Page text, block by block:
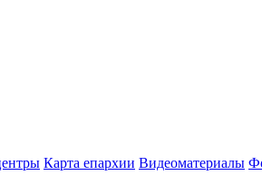
Карта епархии Видеоматериалы